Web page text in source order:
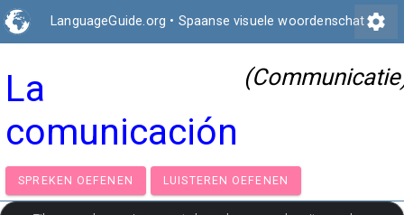
LanguageGuide.org • Spaanse visuele woordenschatsettings
La
comunicación
SPREKEN OEFENEN LUISTEREN OEFENEN